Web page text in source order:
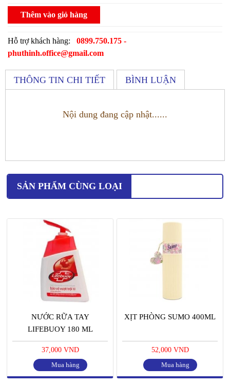
Thêm vào giỏ hàng
Hỗ trợ khách hàng: 0899.750.175 -
phuthinh.office@gmail.com
THÔNG TIN CHI TIẾT BÌNH LUẬN
Nội dung đang cập nhật......
SẢN PHẨM CÙNG LOẠI
NƯỚC RỮA TAY
LIFEBUOY 180 ML
37,000 VND
Mua hàng
XỊT PHÒNG SUMO 400ML
52,000 VND
Mua hàng